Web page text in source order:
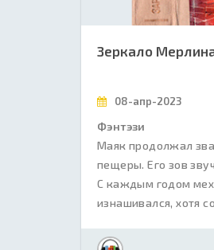
Зеркало
08-апр-2023
Фэнтэзи
Маяк продолжал
пещеры. Его зов
С каждым годом
изнашивался, хотя